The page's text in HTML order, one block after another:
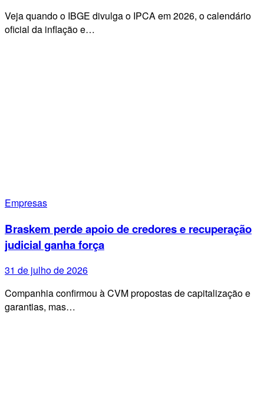
Veja quando o IBGE divulga o IPCA em 2026, o calendário
oficial da inflação e…
Empresas
Braskem perde apoio de credores e recuperação
judicial ganha força
31 de julho de 2026
Companhia confirmou à CVM propostas de capitalização e
garantias, mas…